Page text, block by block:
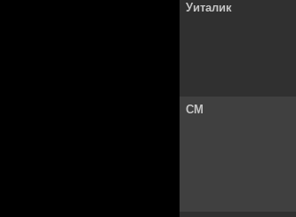
Уиталик
СМ